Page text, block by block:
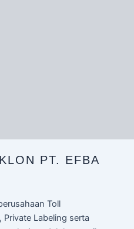
PT. EFBA
Toll
Labeling serta